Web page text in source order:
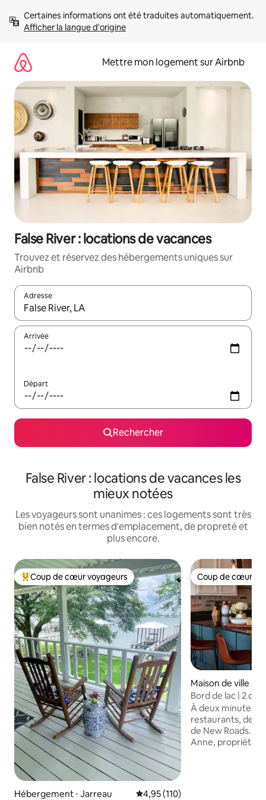
directement
Afficher la langue d'origine
Mettre mon logement sur Airbnb
False River : locations de vacances
Trouvez et réservez des hébergements uniques sur
Airbnb
Adresse
Lorsque les résultats s'affichent, utilisez les flèches vers le
Arrivée
Départ
Rechercher
False River : locations de vacances les
mieux notées
Les voyageurs sont unanimes : ces logements sont très
bien notés en termes d'emplacement, de propreté et
plus encore.
Coups de cœur voyageurs les plus appréciés
Coup de cœur voyageurs
Hébergement ⋅ Jarreau Évaluation moyenne sur la
4,95 (110)
Coup de cœur
Coup de cœur
Maison de ville ⋅
Bord de lac | 2
Quai | Très grand
jumeaux
À deux minutes
restaurants, des
de New Roads. Nous sommes Jim et Lise
Anne,